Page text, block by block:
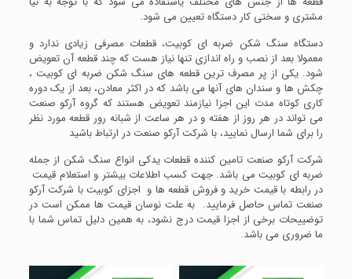
مشتری و سختی کار دستگاه تعیین می شود.
دستگاه سنگ شکن ضربه ای کوبیت، قطعات مصرفی زیادی ندارد و
معمولا بعد از نصب و راه اندازی تنها نیاز هست که چند قطعه آن تعویض
شود. یکی از پر مصرف ترین قطعه های سنگ شکن ضربه ای کوبیت ،
چکش ها و سندان های آنها می باشد که در اکثر معادن، بعد از یک دوره
کاری کوتاه مدت این اجزا نیازمند تعویض هستند که گروه آرکو صنعت
می تواند در هر روز از هفته و در هر ساعت از شبانه رور قطعه مورد نظر
را برای شما ارسال نمایید، با شرکت آرکو صنعت در ارتباط باشید
شرکت آرکو صنعت تامین کننده قطعات یدکی انواع سنگ شکن از جمله
ضربه ای کوبیت می باشد. جهت کسب اطلاعات بیشتر و استعلام قیمت
در رابطه با قیمت خرید و فروش قطعه ها و اجزای کوبیت با شرکت آرکو
صنعت تماس حاصل فرمایید. به علت نوسان قیمت ها ممکن است در
توضییحات برخی از اجزا قیمت درج نشود، به همین دلیل تماس شما با
ما ضروری می باشد.